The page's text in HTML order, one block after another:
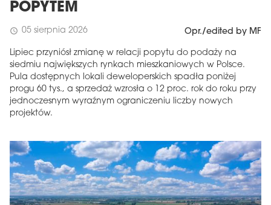
POPYTEM
schedule 05 sierpnia 2026 Opr./edited by MF
Lipiec przyniósł zmianę w relacji popytu do podaży na
siedmiu największych rynkach mieszkaniowych w Polsce.
Pula dostępnych lokali deweloperskich spadła poniżej
progu 60 tys., a sprzedaż wzrosła o 12 proc. rok do roku przy
jednoczesnym wyraźnym ograniczeniu liczby nowych
projektów.